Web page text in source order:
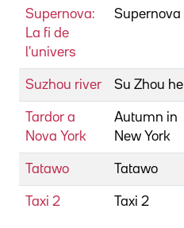
Supernova:
La fi de
l'univers
Supernova
Suzhou river Su Zhou he
Tardor a
Nova York
Autumn in
New York
Tatawo Tatawo
Taxi 2 Taxi 2